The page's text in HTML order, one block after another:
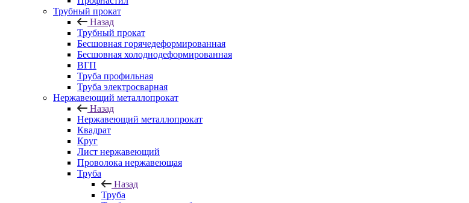
Трубный прокат
Назад
Трубный прокат
Бесшовная горячедеформированная
Бесшовная холоднодеформированная
ВГП
Труба профильная
Труба электросварная
Нержавеющий металлопрокат
Назад
Нержавеющий металлопрокат
Квадрат
Круг
Лист нержавеющий
Проволока нержавеющая
Труба
Назад
Труба